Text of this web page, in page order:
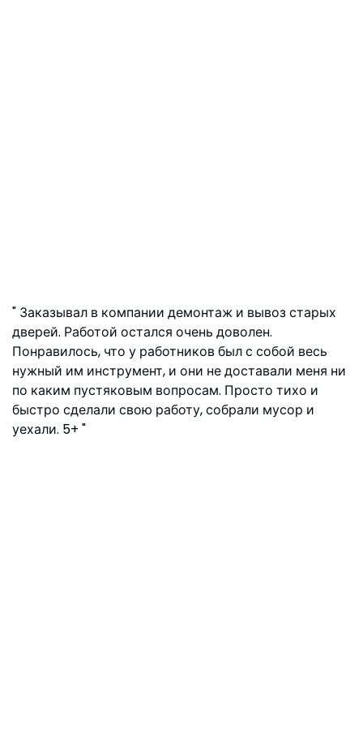
Заказывал в компании демонтаж и вывоз старых
дверей. Работой остался очень доволен.
Понравилось, что у работников был с собой весь
нужный им инструмент, и они не доставали меня ни
по каким пустяковым вопросам. Просто тихо и
быстро сделали свою работу, собрали мусор и
уехали. 5+